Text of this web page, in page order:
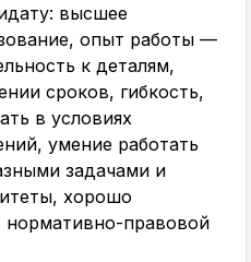
высшее
опыт работы —
к деталям,
сроков, гибкость,
в условиях
умение работать
задачами и
хорошо
нормативно-правовой